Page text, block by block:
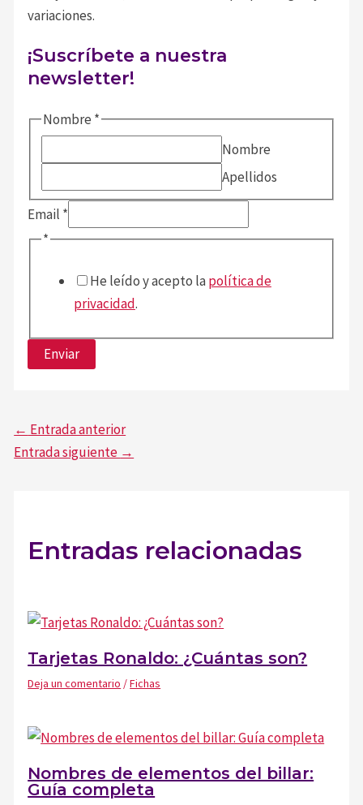
variaciones.
¡Suscríbete a nuestra
newsletter!
Nombre *
Nombre
Apellidos
Nombre
Email
Email *
*
He leído y acepto lapolítica de
privacidad.
Enviar
Navegación
de
← Entrada anterior
Entrada siguiente →
Entradas relacionadas
Tarjetas Ronaldo: ¿Cuántas son?
Deja un comentario /Fichas
Nombres de elementos del billar:
Guía completa